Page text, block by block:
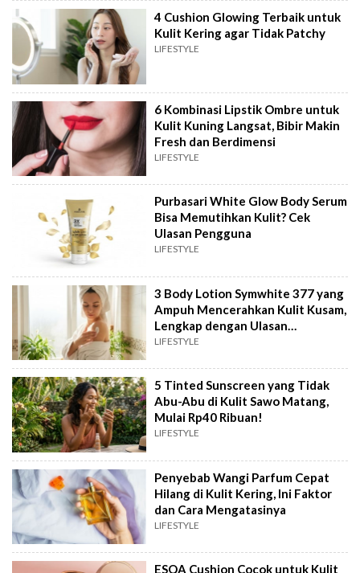
4 Cushion Glowing Terbaik untuk
Kulit Kering agar Tidak Patchy
LIFESTYLE
6 Kombinasi Lipstik Ombre untuk
Kulit Kuning Langsat, Bibir Makin
Fresh dan Berdimensi
LIFESTYLE
Purbasari White Glow Body Serum
Bisa Memutihkan Kulit? Cek
Ulasan Pengguna
LIFESTYLE
3 Body Lotion Symwhite 377 yang
Ampuh Mencerahkan Kulit Kusam,
Lengkap dengan Ulasan
Pengguna!
LIFESTYLE
5 Tinted Sunscreen yang Tidak
Abu-Abu di Kulit Sawo Matang,
Mulai Rp40 Ribuan!
LIFESTYLE
Penyebab Wangi Parfum Cepat
Hilang di Kulit Kering, Ini Faktor
dan Cara Mengatasinya
LIFESTYLE
ESQA Cushion Cocok untuk Kulit